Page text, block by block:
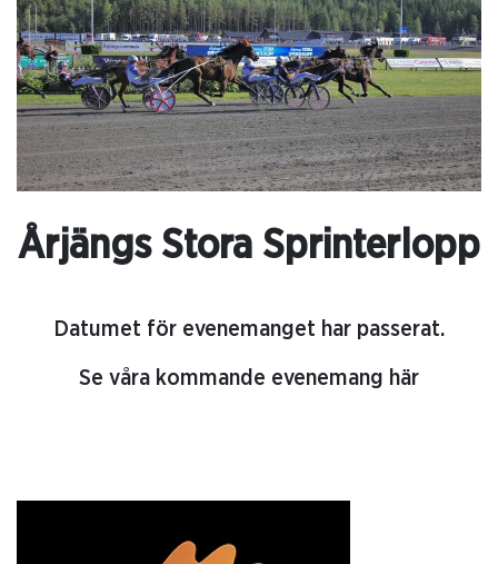
Årjängs Stora Sprinterlopp
Datumet för evenemanget har passerat.
Se våra kommande evenemang här